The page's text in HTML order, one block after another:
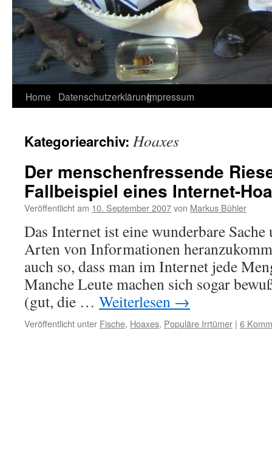
Home DatenschutzerklärungImpressum
Kategoriearchiv: Hoaxes
Der menschenfressende
Fallbeispiel eines Internet-
Veröffentlicht am 10. September 2007von Markus Bühler
Das Internet ist eine wunderbare
Arten von Informationen
auch so, dass man im Internet jede
Manche Leute machen sich sogar
(gut, die … Weiterlesen →
Veröffentlicht unter Fische, Hoaxes, Populäre Irrtümer | 6